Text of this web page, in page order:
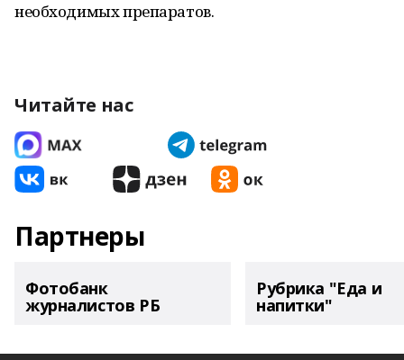
необходимых препаратов.
Читайте нас
Партнеры
Фотобанк
журналистов РБ
Рубрика "Еда и
напитки"